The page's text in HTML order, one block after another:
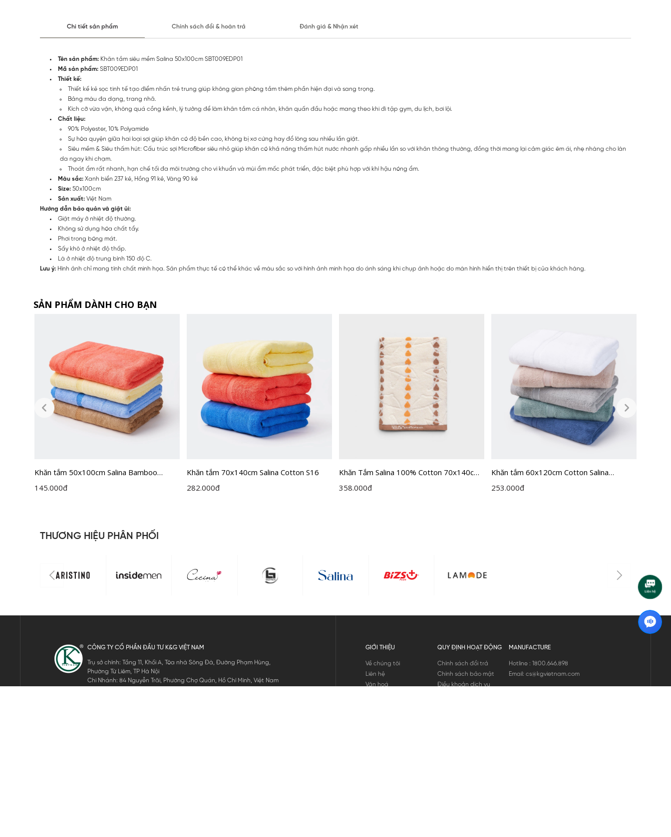
Chi tiết sản phẩm Chính sách đổi & hoàn trả Đánh giá & Nhận xét
Tên sản phẩm: Khăn tắm siêu mềm Salina 50x100cm SBT009EDP01
Mã sản phẩm: SBT009EDP01
Thiết kế:
Thiết kế kẻ sọc tinh tế tạo điểm nhấn trẻ trung giúp không gian phòng tắm thêm phần hiện đại và sang trọng.
Bảng màu đa dạng, trang nhã.
Kích cỡ vừa vặn, không quá cồng kềnh, lý tưởng để làm khăn tắm cá nhân, khăn quấn đầu hoặc mang theo khi đi tập gym, du lịch, bơi lội.
Chất liệu:
90% Polyester, 10% Polyamide
Sự hòa quyện giữa hai loại sợi giúp khăn có độ bền cao, không bị xơ cứng hay đổ lông sau nhiều lần giặt.
Siêu mềm & Siêu thấm hút: Cấu trúc sợi Microfiber siêu nhỏ giúp khăn có khả năng thấm hút nước nhanh gấp nhiều lần so với khăn thông thường, đồng thời mang lại cảm giác êm ái, nhẹ nhàng cho làn
da ngay khi chạm.
Thoát ẩm rất nhanh, hạn chế tối đa môi trường cho vi khuẩn và mùi ẩm mốc phát triển, đặc biệt phù hợp với khí hậu nóng ẩm.
Màu sắc: Xanh biển 237 kẻ, Hồng 91 kẻ, Vàng 90 kẻ
Size: 50x100cm
Sản xuất: Việt Nam
Hướng dẫn bảo quản và giặt ủi:
Giặt máy ở nhiệt độ thường.
Không sử dụng hóa chất tẩy.
Phơi trong bóng mát.
Sấy khô ở nhiệt độ thấp.
Là ở nhiệt độ trung bình 150 độ C.
Lưu ý: Hình ảnh chỉ mang tính chất minh họa. Sản phẩm thực tế có thể khác về màu sắc so với hình ảnh minh họa do ánh sáng khi chụp ảnh hoặc do màn hình hiển thị trên thiết bị của khách hàng.
SẢN PHẨM DÀNH CHO BẠN
Khăn tắm 50x100cm Salina Bamboo
SBT001GT
145.000đ
Khăn tắm 70x140cm Salina Cotton S16
282.000đ
Khăn Tắm Salina 100% Cotton 70x140cm
SBT200
358.000đ
Khăn tắm 60x120cm Cotton Salina
SBT012
253.000đ
THƯƠNG HIỆU PHÂN PHỐI
CÔNG TY CỔ PHẦN ĐẦU TƯ K&G VIỆT NAM
Trụ sở chính: Tầng 11, Khối A, Tòa nhà Sông Đà, Đường Phạm Hùng,
Phường Từ Liêm, TP Hà Nội
Chi Nhánh: 84 Nguyễn Trãi, Phường Chợ Quán, Hồ Chí Minh, Việt Nam
GIỚI THIỆU
Về chúng tôi
Liên hệ
Văn hoá
QUY ĐỊNH HOẠT ĐỘNG
Chính sách đổi trả
Chính sách bảo mật
Điều khoản dịch vụ
MANUFACTURE
Hotline : 1800.646.898
Email: cs@kgvietnam.com